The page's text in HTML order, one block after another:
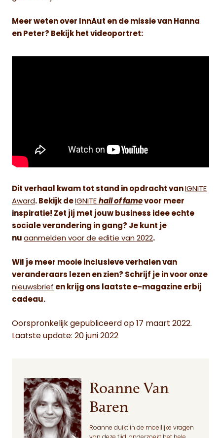
Meer weten over InnAut en de missie van Hanna
en Peter? Bekijk het videoportret:
Dit verhaal kwam tot stand in opdracht van IGNITE
Award . Bekijk de IGNITE hall of fame voor meer
inspiratie! Zet jij met jouw business idee echte
sociale verandering in gang? Je kunt je
nu aanmelden voor de editie van 2022.
Wil je meer mooie inclusieve verhalen van
veranderaars lezen en zien? Schrijf je in voor onze
nieuwsbrief en krijg ons laatste e-magazine erbij
cadeau.
Oorspronkelijk gepubliceerd op 17 maart 2022.
Laatste update: 20 juni 2022
Roanne Van
Baren
Roanne duikt in de moeilijke vragen